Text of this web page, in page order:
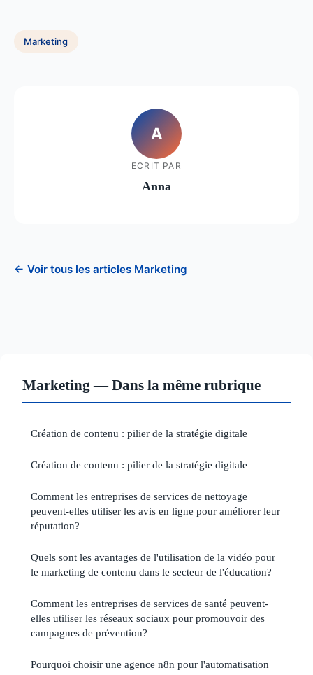
Marketing
A
ECRIT PAR
Anna
← Voir tous les articles Marketing
Marketing — Dans la même rubrique
Création de contenu : pilier de la stratégie digitale
Création de contenu : pilier de la stratégie digitale
Comment les entreprises de services de nettoyage
peuvent-elles utiliser les avis en ligne pour améliorer leur
réputation?
Quels sont les avantages de l'utilisation de la vidéo pour
le marketing de contenu dans le secteur de l'éducation?
Comment les entreprises de services de santé peuvent-
elles utiliser les réseaux sociaux pour promouvoir des
campagnes de prévention?
Pourquoi choisir une agence n8n pour l'automatisation